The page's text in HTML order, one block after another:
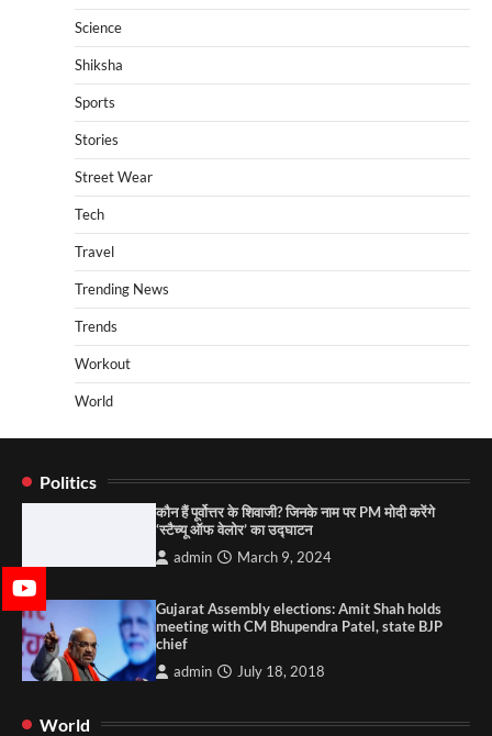
Science
Shiksha
Sports
Stories
Street Wear
Tech
Travel
Trending News
Trends
Workout
World
Politics
कौन हैं पूर्वोत्तर के शिवाजी? जिनके नाम पर PM मोदी करेंगे
‘स्टैच्यू ऑफ वेलोर’ का उद्घाटन
admin March 9, 2024
Gujarat Assembly elections: Amit Shah holds
meeting with CM Bhupendra Patel, state BJP
chief
admin July 18, 2018
World